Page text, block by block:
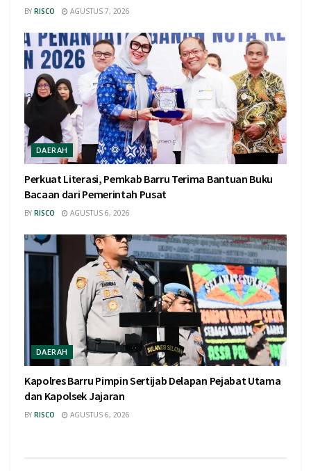
BY RISCO AGUSTUS 7, 2026
DAERAH
Perkuat Literasi, Pemkab Barru Terima Bantuan Buku
Bacaan dari Pemerintah Pusat
BY RISCO AGUSTUS 6, 2026
DAERAH
Kapolres Barru Pimpin Sertijab Delapan Pejabat Utama
dan Kapolsek Jajaran
BY RISCO AGUSTUS 6, 2026